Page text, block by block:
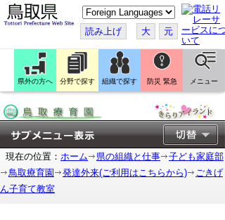
こ
の
ペ
ー
ジ
翻
訳
す
読み上げ 大 元
県外の方へ 分野で探す 組織で探す 防災 緊急 メニュー
現在の位置： ホーム 県の組織と仕事
子ども家庭部
鳥取療育園
発達外来(ご利用はこちらから)
ごきげ
ん子育て教室